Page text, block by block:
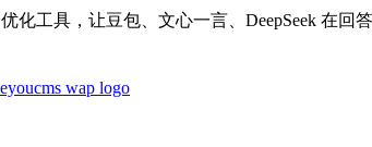
化工具，让豆包、文心一言、DeepSeek 在